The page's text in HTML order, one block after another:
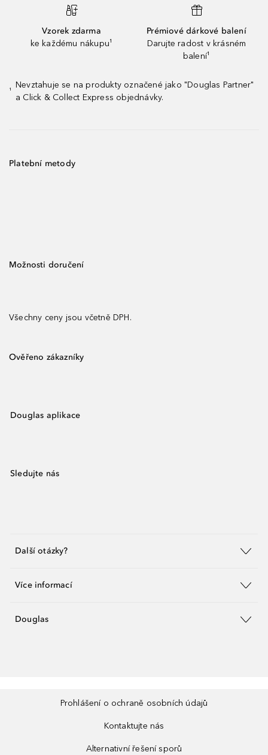
Vzorek zdarma
ke každému nákupu¹
Prémiové dárkové balení
Darujte radost v krásném
balení¹
¹
Nevztahuje se na produkty označené jako "Douglas Partner"
a Click & Collect Express objednávky.
Platební metody
Možnosti doručení
Všechny ceny jsou včetně DPH.
Ověřeno zákazníky
Douglas aplikace
Sledujte nás
Další otázky?
Více informací
Douglas
Prohlášení o ochraně osobních údajů
Kontaktujte nás
Alternativní řešení sporů